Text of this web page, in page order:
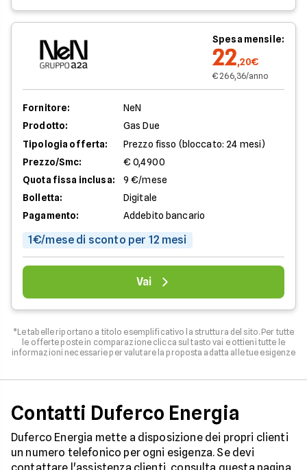
Spesa mensile:
22,20€
€ 266,36/anno
Fornitore:
NeN
Prodotto:
Gas Due
Tipologia offerta:
Prezzo fisso (bloccato: 24 mesi)
Prezzo/Smc:
€ 0,4900
Quota fissa inclusa:
9 €/mese
Bolletta:
Digitale
Pagamento:
Addebito bancario
1€/mese di sconto per 12 mesi
Vai
*Le tabelle riportano a titolo esemplificativo la struttura del sito. Per tutte
le offerte poste in comparazione clicca sul tasto vai e ottieni tutte le
informazioni necessarie per valutare la proposta adatta alle tue esigenze
Contatti Duferco Energia
Duferco Energia mette a disposizione dei propri clienti
un numero telefonico per ogni esigenza. Se devi